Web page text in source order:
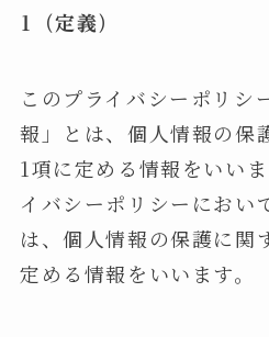
1（定義）
このプライバシーポリシ
報」とは、個人情報の保
1項に定める情報をいい
イバシーポリシーにおい
は、個人情報の保護に関
定める情報をいいます。